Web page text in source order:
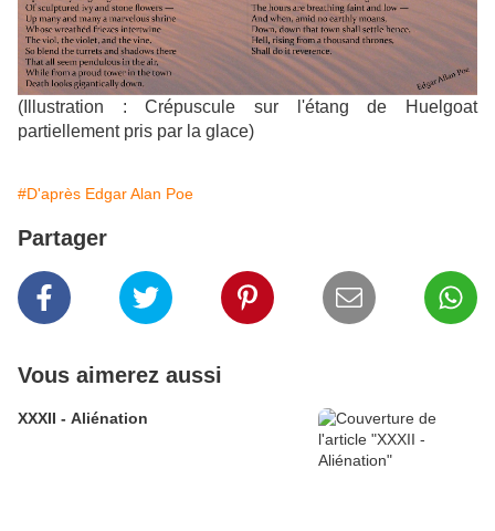
(Illustration : Crépuscule sur l'étang de Huelgoat
partiellement pris par la glace)
#D'après Edgar Alan Poe
Partager
Vous aimerez aussi
XXXII - Aliénation